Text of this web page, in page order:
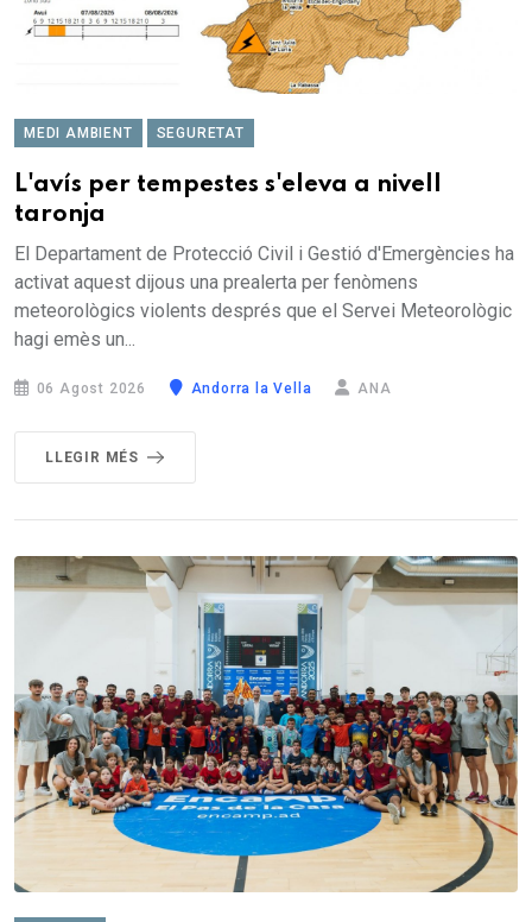
MEDI AMBIENT SEGURETAT
L'avís per tempestes s'eleva a nivell
taronja
El Departament de Protecció Civil i Gestió d'Emergències ha
activat aquest dijous una prealerta per fenòmens
meteorològics violents després que el Servei Meteorològic
hagi emès un...
06 Agost 2026 Andorra la Vella ANA
LLEGIR MÉS